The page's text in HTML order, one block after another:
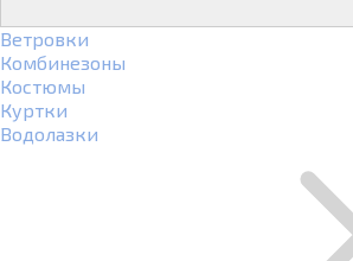
Ветровки
Комбинезоны
Костюмы
Куртки
Водолазки